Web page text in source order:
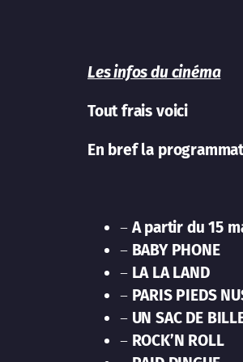
Les infos du cinéma
Tout frais voici
En bref la
– A partir du 15
– BABY PHONE
– LA LA LAND
– PARIS PIEDS
– UN SAC DE
– ROCK’N ROLL